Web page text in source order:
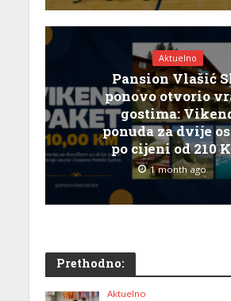
Aktuelno
Pansion Vlašić
ponovo otvorio
gostima:
ponuda za dvije
po cijeni od 210
1 month ago
Prethodno:
Aktuelno